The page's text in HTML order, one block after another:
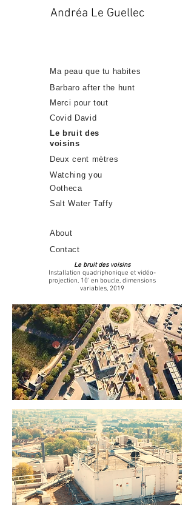
Andréa Le Guellec
Ma peau que tu habites
Barbaro after the hunt
Merci pour tout
Covid David
Le bruit des
voisins
Deux cent mètres
Watching you
Ootheca
Salt Water Taffy
About
Contact
Le bruit des voisins
Installation quadriphonique et vidéo-
projection, 10' en boucle, dimensions
variables, 2019